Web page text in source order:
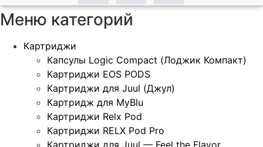
Меню категорий
Картриджи
Капсулы Logic Compact (Лоджик Компакт)
Картриджи EOS PODS
Картриджи для Juul (Джул)
Картридж для MyBlu
Картриджи Relx Pod
Картриджи RELX Pod Pro